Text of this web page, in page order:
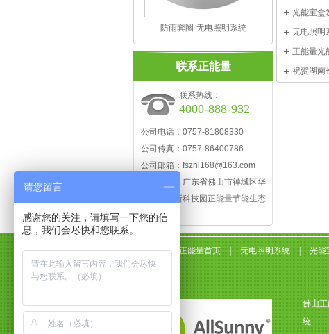
防雨套圈-无电照明系统
联系正能量
联系热线：
4000-888-932
公司电话：0757-81808330
公司传真：0757-86400786
公司邮箱：fsznl168@163.com
公司地址：广东省佛山市禅城区华
南电源创新科技园正能量节能生态
体验中心
光能宝盒
无电照明
化途径
正能量光
祝贺湖南
正能量首页 无电照明系统 光能
佛山
统
请您留言
感谢您的关注，请填写一下您的信
息，我们会尽快和您联系。